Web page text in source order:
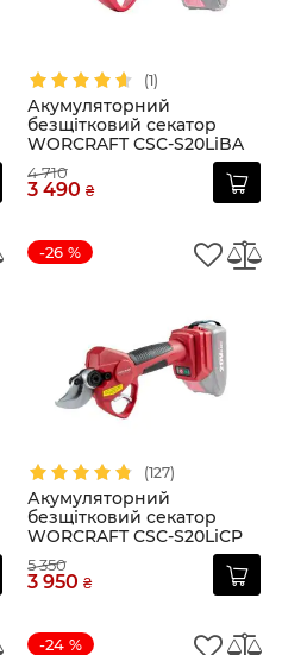
(1)
Акумуляторний
безщітковий секатор
WORCRAFT CSC-S20LiBA
4 710
3 490 ₴
-26 %
(127)
Акумуляторний
безщітковий секатор
WORCRAFT CSC-S20LiCP
5 350
3 950 ₴
-24 %